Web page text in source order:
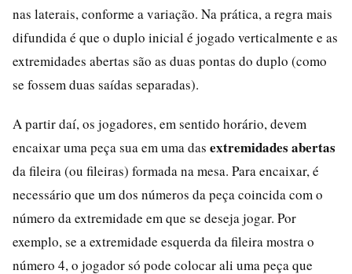
nas laterais, conforme a variação. Na prática, a regra mais
difundida é que o duplo inicial é jogado verticalmente e as
extremidades abertas são as duas pontas do duplo (como
se fossem duas saídas separadas).
A partir daí, os jogadores, em sentido horário, devem
encaixar uma peça sua em uma das extremidades abertas
da fileira (ou fileiras) formada na mesa. Para encaixar, é
necessário que um dos números da peça coincida com o
número da extremidade em que se deseja jogar. Por
exemplo, se a extremidade esquerda da fileira mostra o
número 4, o jogador só pode colocar ali uma peça que